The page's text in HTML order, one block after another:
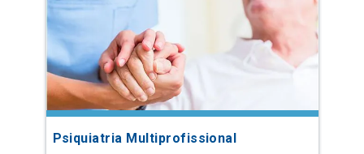
Psiquiatria Multiprofissional